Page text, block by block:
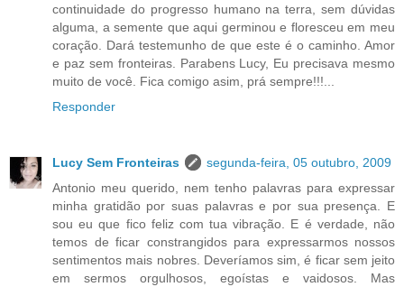
continuidade do progresso humano na terra, sem dúvidas
alguma, a semente que aqui germinou e floresceu em meu
coração. Dará testemunho de que este é o caminho. Amor
e paz sem fronteiras. Parabens Lucy, Eu precisava mesmo
muito de você. Fica comigo asim, prá sempre!!!...
Responder
Lucy Sem Fronteiras
segunda-feira, 05 outubro, 2009
Antonio meu querido, nem tenho palavras para expressar
minha gratidão por suas palavras e por sua presença. E
sou eu que fico feliz com tua vibração. E é verdade, não
temos de ficar constrangidos para expressarmos nossos
sentimentos mais nobres. Deveríamos sim, é ficar sem jeito
em sermos orgulhosos, egoístas e vaidosos. Mas